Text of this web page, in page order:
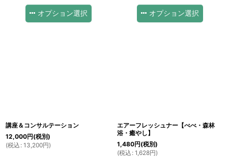
オプション選択 オプション選択
講座＆コンサルテーション
12,000円(税別)
(税込 : 13,200円)
エアーフレッシュナー【べべ・森林
浴・癒やし】
1,480円(税別)
(税込 : 1,628円)